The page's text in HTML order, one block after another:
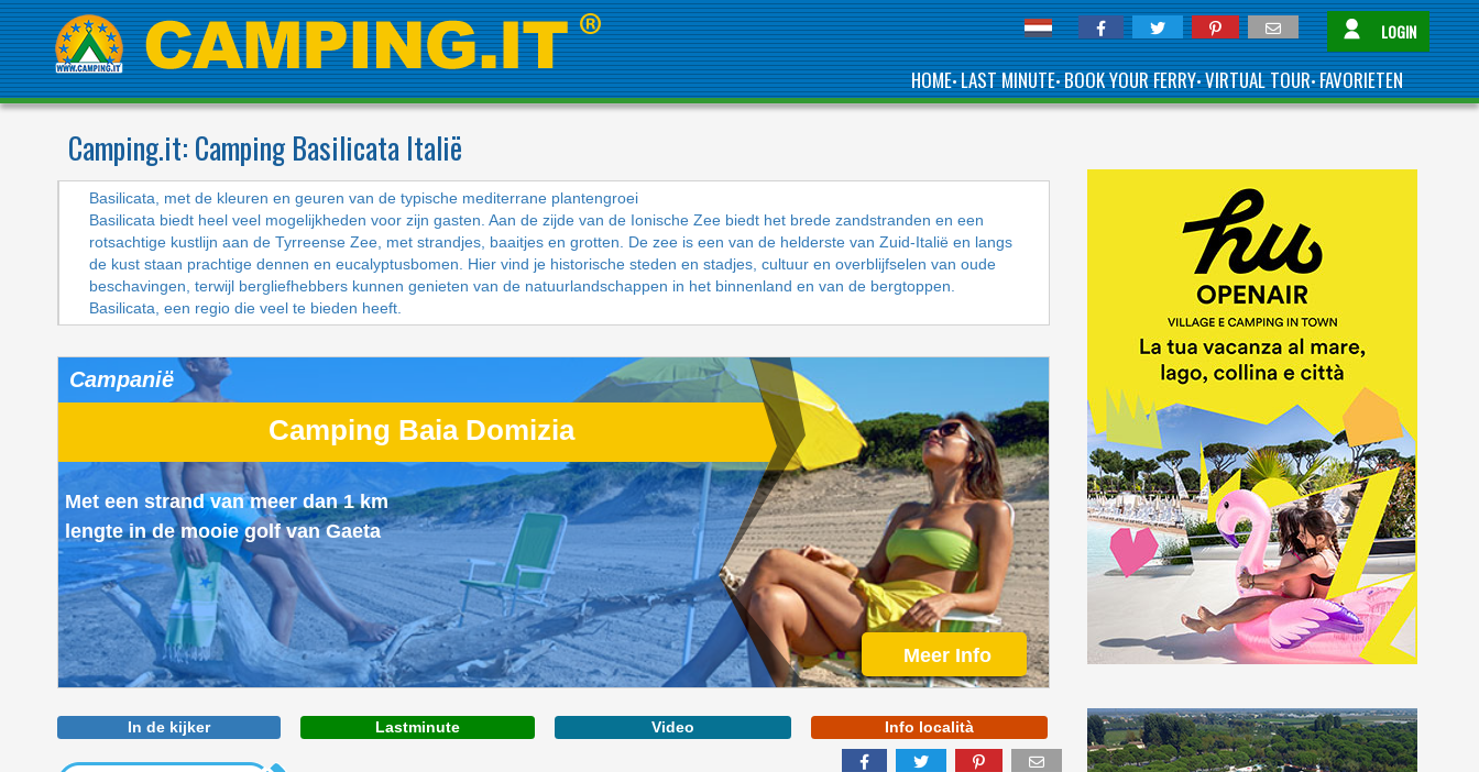
LOGIN
HOME•LAST MINUTE•BOOK YOUR FERRY•VIRTUAL TOUR•FAVORIETEN
Camping.it: Camping Basilicata Italië
Basilicata, met de kleuren en geuren van de typische mediterrane plantengroei
Basilicata biedt heel veel mogelijkheden voor zijn gasten. Aan de zijde van de Ionische Zee biedt het brede zandstranden en een
rotsachtige kustlijn aan de Tyrreense Zee, met strandjes, baaitjes en grotten. De zee is een van de helderste van Zuid-Italië en langs
de kust staan prachtige dennen en eucalyptusbomen. Hier vind je historische steden en stadjes, cultuur en overblijfselen van oude
beschavingen, terwijl bergliefhebbers kunnen genieten van de natuurlandschappen in het binnenland en van de bergtoppen.
Basilicata, een regio die veel te bieden heeft.
Camping Baia Domizia
Campanië
Met een strand van meer dan 1 km
lengte in de mooie golf van Gaeta
Meer Info
In de kijker Lastminute Video Info località
WELCOME TO THE
IN ITALY